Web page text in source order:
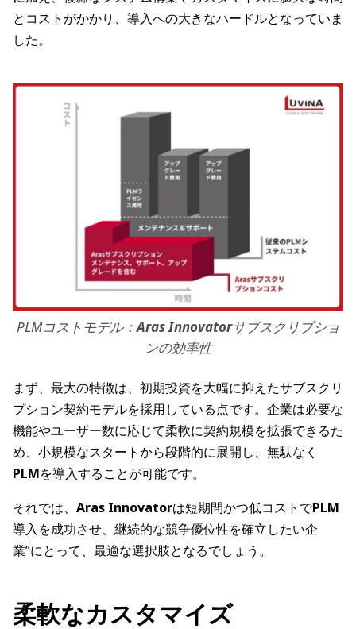
とコストがかかり、導入への大きなハードルとなっていま
した。
PLMコストモデル：Aras Innovatorサブスクリプショ
ンの効率性
まず、最大の特徴は、初期投資を大幅に抑えたサブスクリ
プション契約モデルを採用している点です。企業は必要な
機能やユーザー数に応じて柔軟に契約規模を拡張できるた
め、小規模なスタートから段階的に展開し、無駄なく
PLMを導入することが可能です。
それでは、 Aras Innovatorは短期間かつ低コストでPLM
導入を成功させ、継続的な競争優位性を確立したい企
業”にとって、最適な選択肢となるでしょう。
柔軟なカスタマイズ